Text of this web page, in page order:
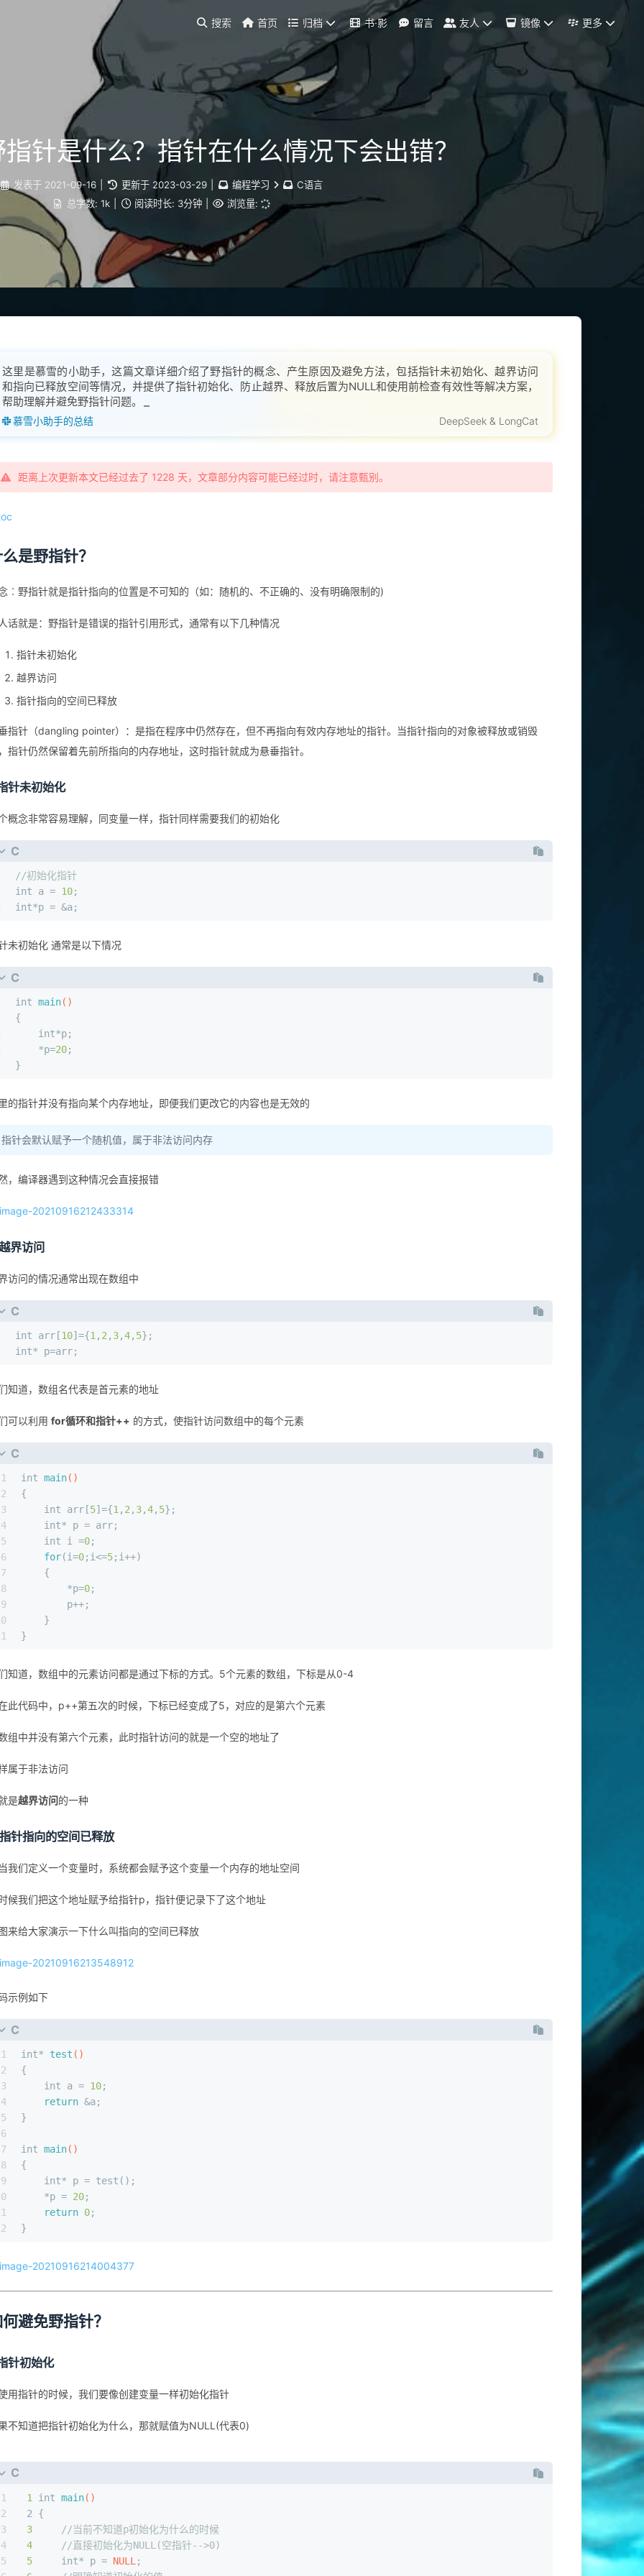
搜索 首页 归档 书·影 留言 友人 镜像 更多
针是什么？指针在什么情况下会出错？
发表于 2021-09-16 更新于 2023-03-29 编程学习
C语言
总字数: 1k 阅读时长: 3分钟 浏览量:
这里是慕雪的小助手，这篇文章详细介绍了野指针的概念、产生原因及避免方法，包括指针未初始化、越界访问
和指向已释放空间等情况，并提供了指针初始化、防止越界、释放后置为NULL和使用前检查有效性等解决方案，
帮助理解并避免野指针问题。
慕雪小助手的总结 DeepSeek & LongCat
距离上次更新本文已经过去了 1228 天，文章部分内容可能已经过时，请注意甄别。
是野指针？
︰野指针就是指针指向的位置是不可知的（如：随机的、不正确的、没有明确限制的)
话就是：野指针是错误的指针引用形式，通常有以下几种情况
指针未初始化
越界访问
指针指向的空间已释放
指针（dangling pointer）：是指在程序中仍然存在，但不再指向有效内存地址的指针。当指针指向的对象被释放或销毁
指针仍然保留着先前所指向的内存地址，这时指针就成为悬垂指针。
针未初始化
概念非常容易理解，同变量一样，指针同样需要我们的初始化
C
//初始化指针
int a = 10;
int*p = &a;
未初始化 通常是以下情况
C
int main()
{
int*p;
    *p=
20;
}
的指针并没有指向某个内存地址，即便我们更改它的内容也是无效的
指针会默认赋予一个随机值，属于非法访问内存
，编译器遇到这种情况会直接报错
界访问
访问的情况通常出现在数组中
C
int arr[10]={1, 2, 3,4, 5};
int* p=arr;
知道，数组名代表是首元素的地址
可以利用for循环和指针++ 的方式，使指针访问数组中的每个元素
C
1
2
3
4
5
6
7
8
9
int main()
{
int arr[5]={1, 2, 3,4, 5};
int* p = arr;
int i =0;
for(i=0;i<=5;i++)
    {
        *p=
0;
        p++;
    }
}
知道，数组中的元素访问都是通过下标的方式。5个元素的数组，下标是从0-4
此代码中，p++第五次的时候，下标已经变成了5，对应的是第六个元素
组中并没有第六个元素，此时指针访问的就是一个空的地址了
属于非法访问
是越界访问的一种
针指向的空间已释放
我们定义一个变量时，系统都会赋予这个变量一个内存的地址空间
候我们把这个地址赋予给指针p，指针便记录下了这个地址
来给大家演示一下什么叫指向的空间已释放
示例如下
C
1
2
3
4
5
6
7
8
9
int* test ()
{
int a = 10;
return &a;
}
int main()
{
int* p = test();
    *p =
20;
return 0;
}
避免野指针？
针初始化
用指针的时候，我们要像创建变量一样初始化指针
不知道把指针初始化为什么，那就赋值为NULL(代表0)
C
1
2
3
4
5
1 int main()
2 {
3
//当前不知道p初始化为什么的时候
4
//直接初始化为NULL(空指针-->0)
5
int* p = NULL ;